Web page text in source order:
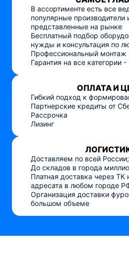
В ассортименте есть все
популярные производители
представленные на рынке
Бесплатный подбор
нужды и консультация по
Профессиональный
Гарантия на все категории -
ОПЛАТА И
Гибкий подход к
Партнерские кредиты от
Рассрочка
Лизинг
Доставляем по всей России;
До складов в города
Платная доставка через ТК
адресата в любом городе
Организация доставки
большом объеме